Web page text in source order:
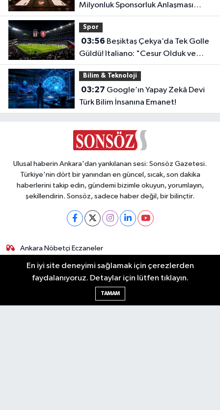
Milyonluk Sponsorluk Anlaşması
Uzatıldı!
Spor
03:56
Güldü! Italiano: "Cesur Olduk ve
Karşılığını Aldık"
Bilim & Teknoloji
03:27
Türk Bilim İnsanına Emanet!
Ulusal haberin Ankara'dan yankılanan sesi: Sonsöz Gazetesi.
Türkiye'nin dört bir yanından en güncel, sıcak, son dakika
haberlerini takip edin, gündemi bizimle okuyun, yorumlayın,
şekillendirin. Sonsöz, sadece haber değil, bir bilinçtir.
Ankara Nöbetçi Eczaneler
Ankara Namaz Vakitleri
Ankara Trafik Yoğunluk Haritası
En iyi site deneyimi sağlamak için çerezlerden
faydalanıyoruz. Detaylar için lütfen tıklayın.
TAMAM